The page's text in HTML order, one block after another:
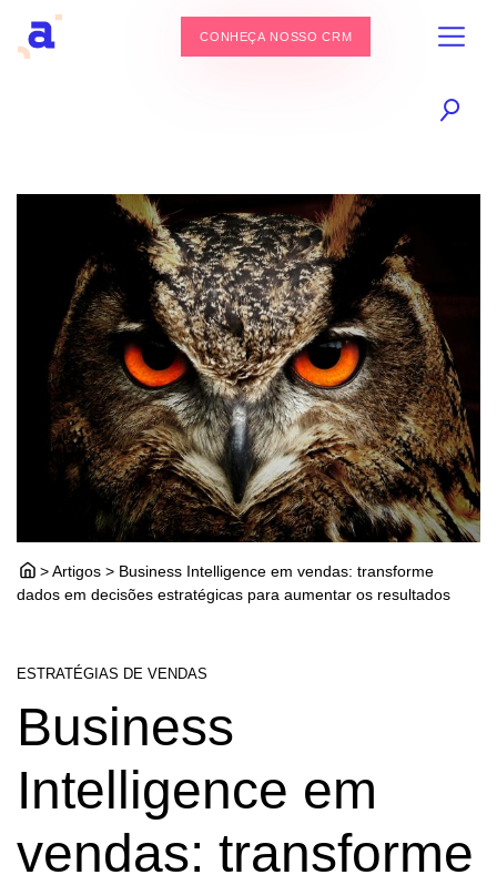
CONHEÇA NOSSO CRM
> Artigos > Business Intelligence em vendas: transforme
dados em decisões estratégicas para aumentar os resultados
ESTRATÉGIAS DE VENDAS
Business
Intelligence em
vendas: transforme